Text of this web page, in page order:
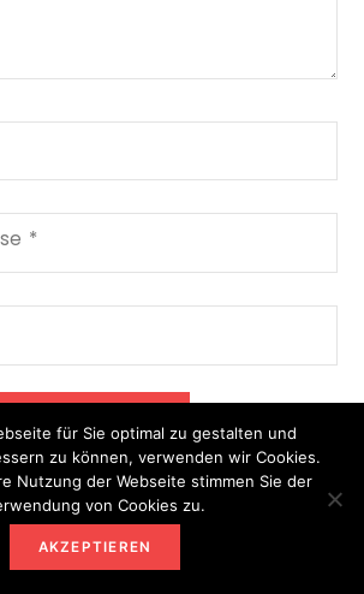
*
für Sie optimal zu gestalten und
zu können, verwenden wir Cookies.
Nutzung der Webseite stimmen Sie der
von Cookies zu.
AKZEPTIEREN